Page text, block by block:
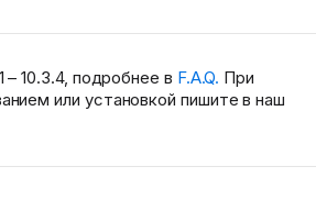
10.3.4, подробнее в F.A.Q. При
или установкой пишите в наш